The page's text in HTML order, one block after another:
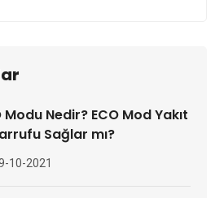
Modu Nedir? ECO Mod Yakıt
Sağlar mı?
10-2021